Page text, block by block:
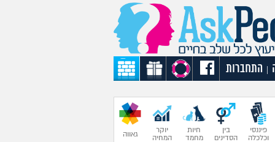
התחברות
פיננסי
וכלכלה
בין
הסדינים
חיות
מחמד
יוקר
המחיה
גאווה